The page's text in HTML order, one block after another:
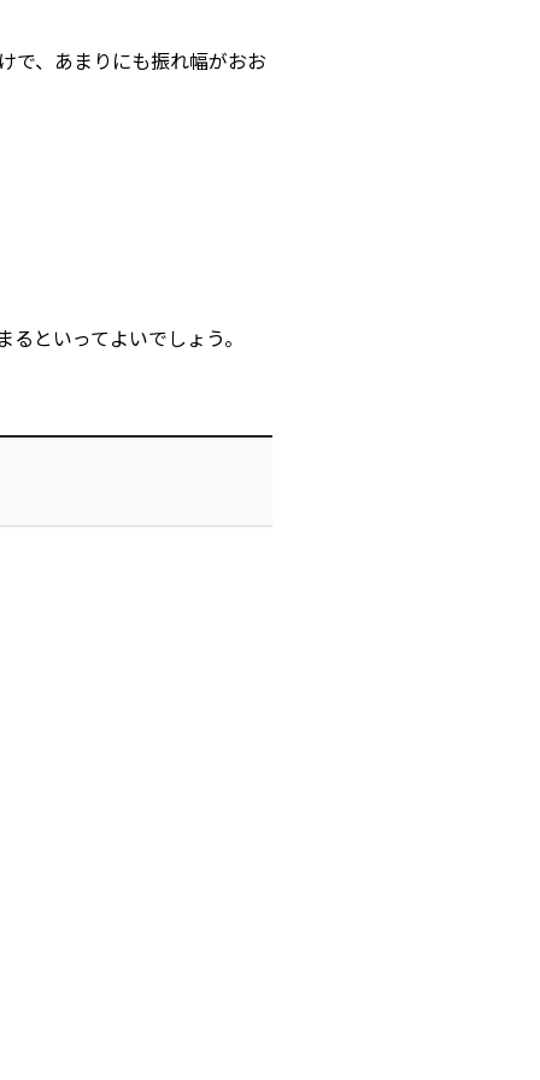
、 あまりにも振れ幅がおお
るといってよいでしょう。